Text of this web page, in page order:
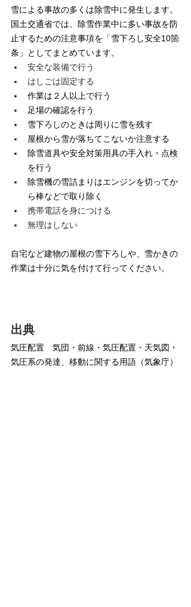
雪による事故の多くは除雪中に発生します。
国土交通省では、除雪作業中に多い事故を防
止するための注意事項を「雪下ろし安全10箇
条」としてまとめています。
安全な装備で行う
はしごは固定する
作業は２人以上で行う
足場の確認を行う
雪下ろしのときは周りに雪を残す
屋根から雪が落ちてこないか注意する
除雪道具や安全対策用具の手入れ・点検
を行う
除雪機の雪詰まりはエンジンを切ってか
ら棒などで取り除く
携帯電話を身につける
無理はしない
自宅など建物の屋根の雪下ろしや、雪かきの
作業は十分に気を付けて行ってください。
出典
気圧配置　気団・前線・気圧配置・天気図・
気圧系の発達、移動に関する用語（気象庁）